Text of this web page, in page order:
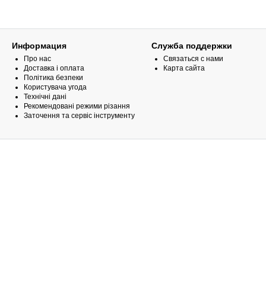
Информация
Про нас
Доставка і оплата
Політика безпеки
Користувача угода
Технічні дані
Рекомендовані режими різання
Заточення та сервіс інструменту
Служба поддержки
Связаться с нами
Карта сайта